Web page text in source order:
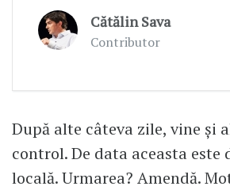
Cătălin Sava
Contributor
După alte câteva zile, vine şi
control. De data aceasta este
locală. Urmarea? Amendă.